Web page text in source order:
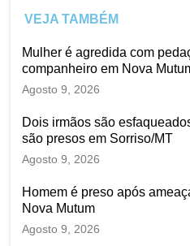
VEJA TAMBÉM
Mulher é agredida com
companheiro em Nova
Agosto 9, 2026
Dois irmãos são
são presos em Sorriso/MT
Agosto 9, 2026
Homem é preso após
Nova Mutum
Agosto 9, 2026